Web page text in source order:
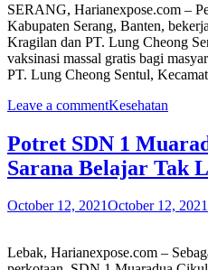
SERANG, Harianexpose.com –
Kabupaten Serang, Banten,
Kragilan dan PT. Lung Cheong
vaksinasi massal gratis bagi
PT. Lung Cheong Sentul,
Leave a commentKesehatan
Potret SDN 1
Sarana Belajar Tak
October 12, 2021October 12, 2021
Lebak, Harianexpose.com –